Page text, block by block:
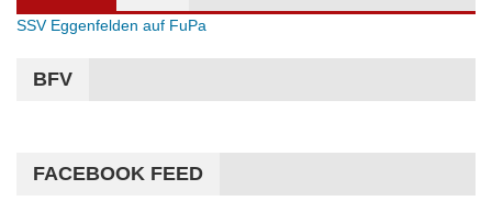
SSV Eggenfelden auf FuPa
BFV
FACEBOOK FEED